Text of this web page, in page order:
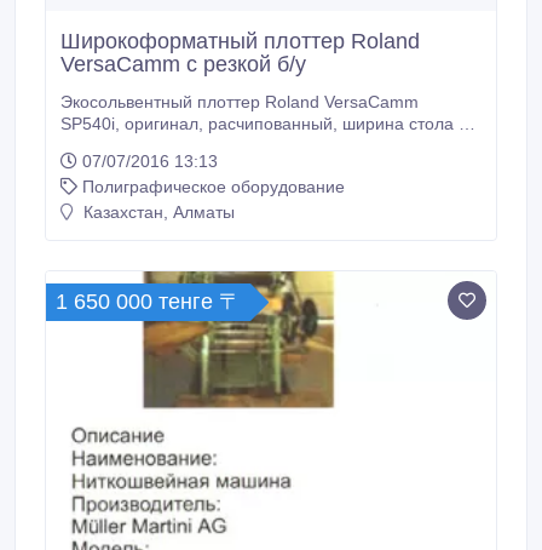
Широкоформатный плоттер Roland
VersaCamm с резкой б/у
Экосольвентный плоттер Roland VersaCamm
SP540i, оригинал, расчипованный, ширина стола –
контурная резка, работает с любыми рулонными
материалами. Стоимость 1 400 000 тенге, требует
замены головок (DX4), к плоттеру отдадим начатые
07/07/2016 13:13
Полиграфическое оборудование
Казахстан, Алматы
1 650 000 тенге 〒